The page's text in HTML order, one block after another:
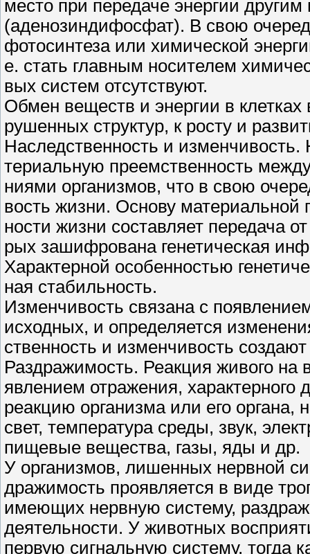
место при передаче энергии
(аденозиндифосфат). В свою
фотосинтеза или химической
е. стать главным носителем
вых систем отсутствуют.
Обмен веществ и энергии в
рушенных структур, к росту и
Наследственность и
териальную преемственность
ниями организмов, что в свою
вость жизни. Основу материальной
ности жизни составляет передача
рых зашифрована генетическая
Характерной особенностью
ная стабильность.
Изменчивость связана с
исходных, и определяется
ственность и изменчивость
Раздражимость. Реакция живого на
явлением отражения,
реакцию организма или его
свет, температура среды, звук,
пищевые вещества, газы, яды и др.
У организмов, лишенных нервной
дражимость проявляется в виде
имеющих нервную систему,
деятельности. У животных
первую сигнальную систему, тогда